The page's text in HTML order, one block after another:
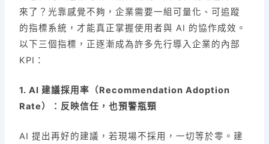
來了？光靠感覺不夠，企業需要一組可量化、可追蹤
的指標系統，才能真正掌握使用者與 AI 的協作成效。
以下三個指標，正逐漸成為許多先行導入企業的內部
KPI：
1.AI 建議採用率（Recommendation Adoption
Rate）：反映信任，也預警瓶頸
AI 提出再好的建議，若現場不採用，一切等於零。建